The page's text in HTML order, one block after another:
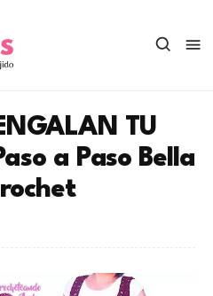
TU
a Paso Bella